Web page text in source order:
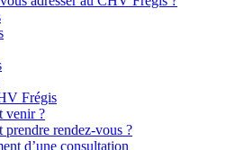
Frégis
venir ?
prendre rendez-vous ?
d’une consultation